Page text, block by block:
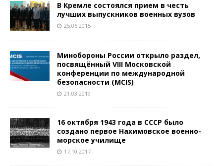
В Кремле состоялся прием в честь
лучших выпускников военных вузов
25.06.2015
Минобороны России открыло раздел,
посвящённый VIII Московской
конференции по международной
безопасности (MCIS)
21.03.2019
16 октября 1943 года в СССР было
создано первое Нахимовское военно-
морское училище
17.10.2017